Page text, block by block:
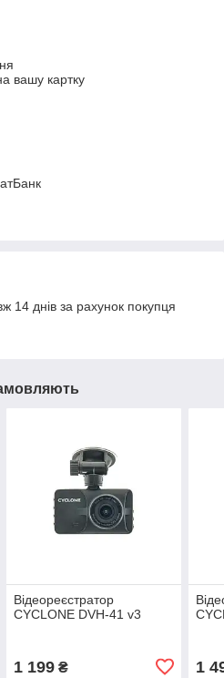
вашу картку
14 днів за рахунок покупця
Відеореєстратор
CYCLONE DVH-41 v3
1 199₴ 1